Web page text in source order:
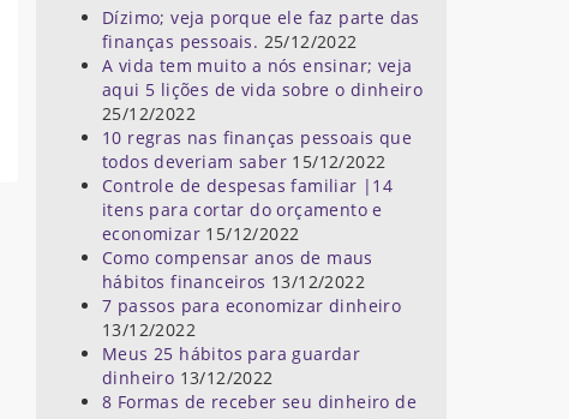
Dízimo; veja porque ele faz parte das
finanças pessoais. 25/12/2022
A vida tem muito a nós ensinar; veja
aqui 5 lições de vida sobre o dinheiro
25/12/2022
10 regras nas finanças pessoais que
todos deveriam saber 15/12/2022
Controle de despesas familiar |14
itens para cortar do orçamento e
economizar 15/12/2022
Como compensar anos de maus
hábitos financeiros 13/12/2022
7 passos para economizar dinheiro
13/12/2022
Meus 25 hábitos para guardar
dinheiro 13/12/2022
8 Formas de receber seu dinheiro de